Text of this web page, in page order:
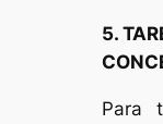
5.
Para